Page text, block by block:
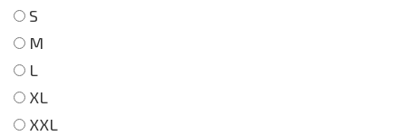
S
M
L
XL
XXL